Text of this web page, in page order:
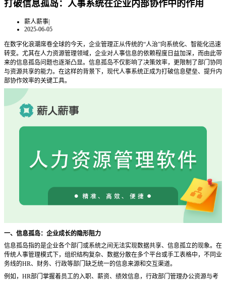
打破信息孤岛：人事系统在企业内部协作中的作用
薪人薪事|
2025-06-05
在数字化浪潮席卷全球的今天，企业管理正从传统的“人治”向系统化、智能化迅速
转变。尤其在人力资源管理领域，企业对人事信息的依赖程度日益加深，而由此带
来的信息孤岛问题也逐渐凸显。信息孤岛不仅影响了决策效率，更限制了部门协同
与资源共享的能力。在这样的背景下，现代人事系统正成为打破信息壁垒、提升内
部协作效率的关键工具。
一、信息孤岛：企业成长的隐形阻力
信息孤岛指的是企业各个部门或系统之间无法实现数据共享、信息孤立的现象。在
传统人事管理模式下，组织结构复杂、数据分散在多个平台或手工表格中，不同业
务线的HR、财务、行政等部门缺乏统一的信息来源和交互渠道。
例如， HR部门掌握着员工的入职、薪资、绩效信息，行政部门管理办公资源与考